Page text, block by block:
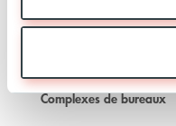
INVESTISSEMENT
Complexes de bureaux